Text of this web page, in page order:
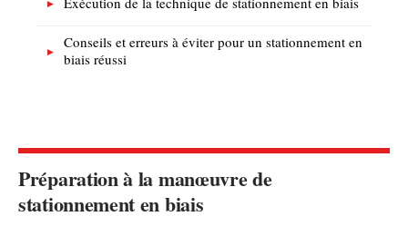
Conseils et erreurs à éviter pour un stationnement en
biais réussi
Préparation à la manœuvre de
stationnement en biais